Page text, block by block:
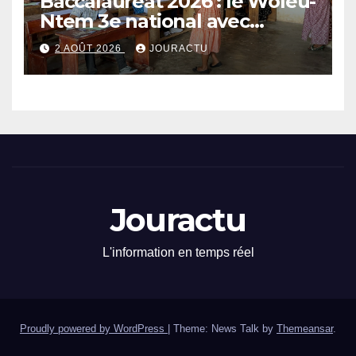
Ntem 3e national avec
89,64% de taux de réussite
2 AOÛT 2026 JOURACTU
Jouractu
L'information en temps réel
Proudly powered by WordPress Theme: News Talk by Themeansar.